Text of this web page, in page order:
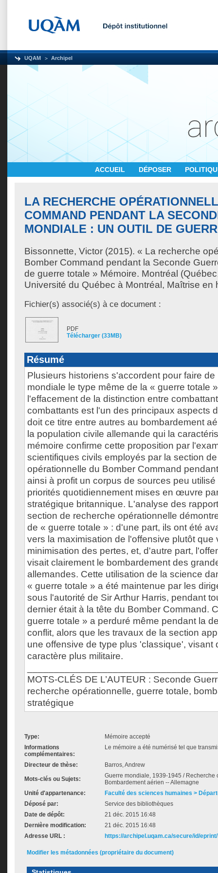
UQAM Archipel
ACCUEIL DÉPOSER
LA RECHERCHE
COMMAND PENDANT LA
MONDIALE : UN OUTIL DE
Bissonnette, Victor (2015). « La recherche
Bomber Command pendant la Seconde
de guerre totale » Mémoire. Montréal
Université du Québec à Montréal, Maîtrise en
Fichier(s) associé(s) à ce document :
PDF
Télécharger (33MB)
Résumé
Plusieurs historiens s'accordent pour faire
mondiale le type même de la « guerre totale
l'effacement de la distinction entre
combattants est l'un des principaux aspects
doit ce titre entre autres au bombardement
la population civile allemande qui la
mémoire confirme cette proposition par
scientifiques civils employés par la section
opérationnelle du Bomber Command
ainsi à profit un corpus de sources peu
priorités quotidiennement mises en œuvre
stratégique britannique. L'analyse des
section de recherche opérationnelle
de « guerre totale » : d'une part, ils ont été
vers la maximisation de l'offensive plutôt que
minimisation des pertes, et, d'autre part,
visait clairement le bombardement des
allemandes. Cette utilisation de la science
« guerre totale » a été maintenue par les
sous l'autorité de Sir Arthur Harris, pendant
dernier était à la tête du Bomber Command.
guerre totale » a perduré même pendant la
conflit, alors que les travaux de la section
une offensive de type plus 'classique', visant
caractère plus militaire.
MOTS-CLÉS DE L’AUTEUR : Seconde
recherche opérationnelle, guerre totale,
stratégique
Type:
Mémoire accepté
Informations
complémentaires:
Le mémoire a été numérisé tel que
Directeur de thèse: Barros, Andrew
Mots-clés ou Sujets:
Guerre mondiale, 1939-1945 / Recherche
Bombardement aérien -- Allemagne
Unité d'appartenance:
Faculté des sciences humaines >
Déposé par:
Service des bibliothèques
Date de dépôt:
21 déc. 2015 16:48
Dernière modification:
21 déc. 2015 16:48
Adresse URL :
https://archipel.uqam.ca/secure/id/
Modifier les métadonnées (propriétaire du document)